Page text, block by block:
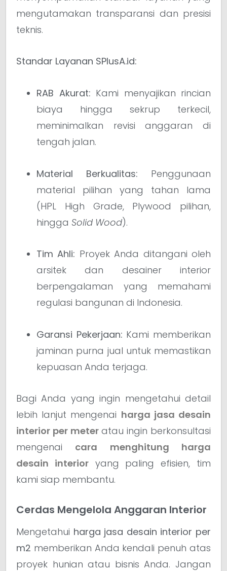
mengutamakan transparansi dan presisi
teknis.
Standar Layanan SPlusA.id:
RAB Akurat: Kami menyajikan rincian
biaya hingga sekrup terkecil,
meminimalkan revisi anggaran di
tengah jalan.
Material Berkualitas: Penggunaan
material pilihan yang tahan lama
(HPL High Grade, Plywood pilihan,
hingga Solid Wood).
Tim Ahli: Proyek Anda ditangani oleh
arsitek dan desainer interior
berpengalaman yang memahami
regulasi bangunan di Indonesia.
Garansi Pekerjaan: Kami memberikan
jaminan purna jual untuk memastikan
kepuasan Anda terjaga.
Bagi Anda yang ingin mengetahui detail
lebih lanjut mengenai harga jasa desain
interior per meteratau ingin berkonsultasi
mengenai cara menghitung harga
desain interioryang paling efisien, tim
kami siap membantu.
Cerdas Mengelola Anggaran Interior
Mengetahui harga jasa desain interior per
m2 memberikan Anda kendali penuh atas
proyek hunian atau bisnis Anda. Jangan